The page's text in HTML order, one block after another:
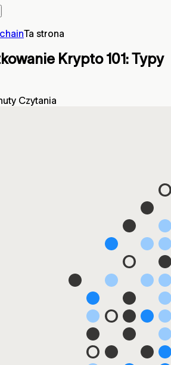
Ta strona
Krypto 101: Typy
Czytania